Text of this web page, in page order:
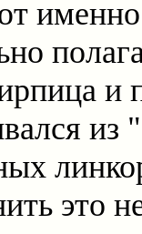
и
из
это